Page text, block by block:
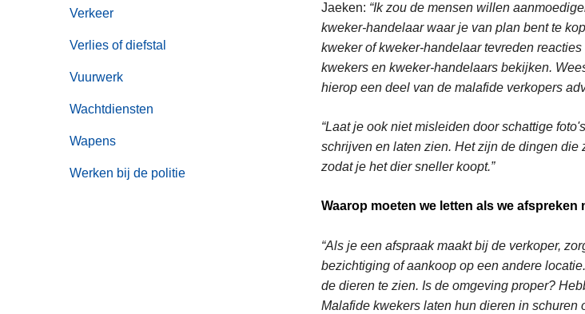
Verkeer
Verlies of diefstal
Vuurwerk
Wachtdiensten
Wapens
Werken bij de politie
Jaeken: “Ik zou de mensen willen
kweker-handelaar waar je van plan bent te
kweker of kweker-handelaar tevreden
kwekers en kweker-handelaars bekijken.
hierop een deel van de malafide verkopers
“Laat je ook niet misleiden door schattige
schrijven en laten zien. Het zijn de dingen
zodat je het dier sneller koopt.”
Waarop moeten we letten als we afspreken
“Als je een afspraak maakt bij de verkoper,
bezichtiging of aankoop op een andere
de dieren te zien. Is de omgeving proper?
Malafide kwekers laten hun dieren in schuren